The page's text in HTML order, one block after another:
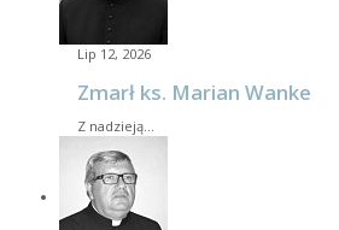
Lip 12, 2026
Zmarł ks. Marian Wanke
Z nadzieją…